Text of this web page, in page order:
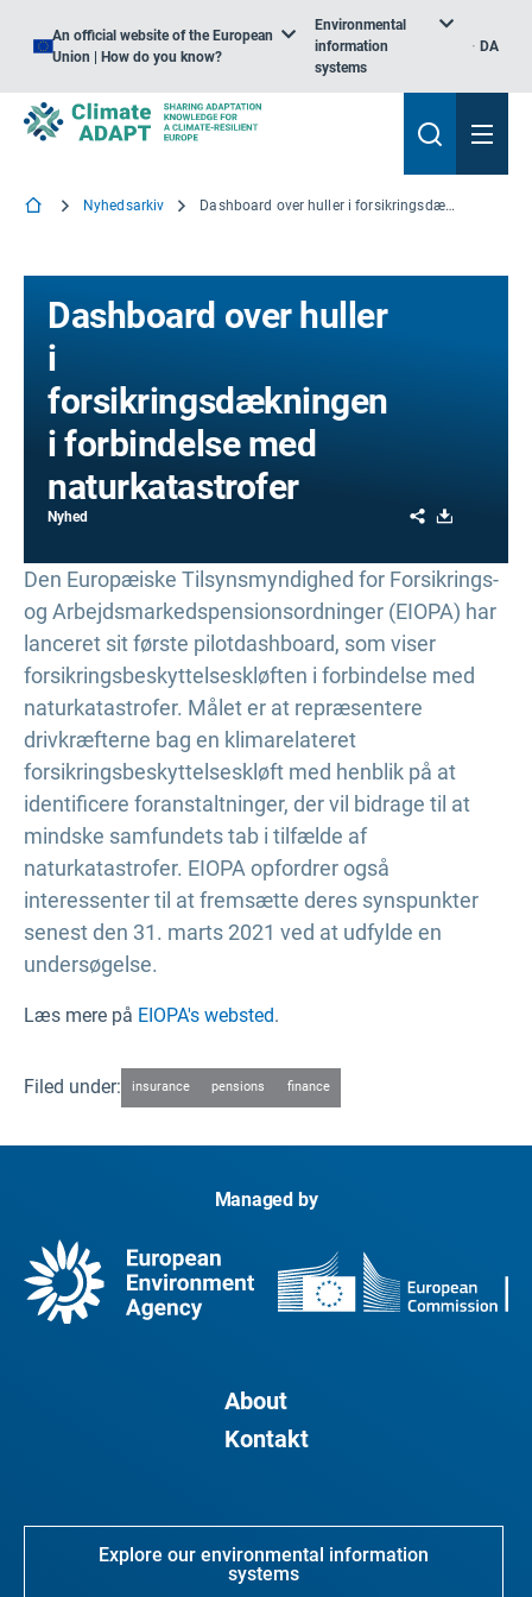
An official website of the European
Union | How do you know?
Environmental
information
systems
DA
Nyhedsarkiv Dashboard over huller i forsikringsdækningen i forbindelse med naturkatastrofer
Dashboard over huller
i
forsikringsdækningen
i forbindelse med
naturkatastrofer
Nyhed Share
Den Europæiske Tilsynsmyndighed for Forsikrings-
og Arbejdsmarkedspensionsordninger (EIOPA) har
lanceret sit første pilotdashboard, som viser
forsikringsbeskyttelseskløften i forbindelse med
naturkatastrofer. Målet er at repræsentere
drivkræfterne bag en klimarelateret
forsikringsbeskyttelseskløft med henblik på at
identificere foranstaltninger, der vil bidrage til at
mindske samfundets tab i tilfælde af
naturkatastrofer. EIOPA opfordrer også
interessenter til at fremsætte deres synspunkter
senest den 31. marts 2021 ved at udfylde en
undersøgelse.
Læs mere på EIOPA's websted.
Filed under: insurance pensions finance
Managed by
About
Kontakt
Explore our environmental information
systems